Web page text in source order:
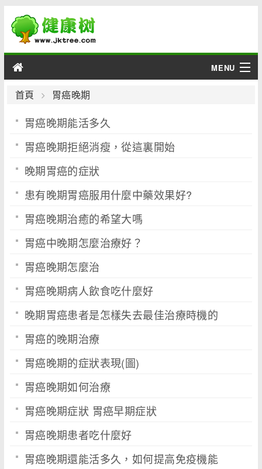
MENU
男性
女性
育兒
老人
疾病
首頁 胃癌晚期
胃癌晚期能活多久
胃癌晚期拒絕消瘦，從這裏開始
晚期胃癌的症狀
患有晚期胃癌服用什麼中藥效果好?
胃癌晚期治癒的希望大嗎
胃癌中晚期怎麼治療好？
胃癌晚期怎麼治
胃癌晚期病人飲食吃什麼好
晚期胃癌患者是怎樣失去最佳治療時機的
胃癌的晚期治療
胃癌晚期的症狀表現(圖)
胃癌晚期如何治療
胃癌晚期症狀 胃癌早期症狀
胃癌晚期患者吃什麼好
胃癌晚期還能活多久，如何提高免疫機能